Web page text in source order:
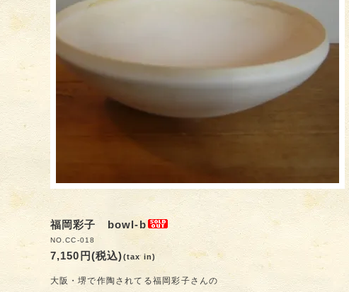
福岡彩子 bowl-b
NO.CC-018
7,150円(税込)(tax in)
大阪・堺で作陶されてる福岡彩子さんの